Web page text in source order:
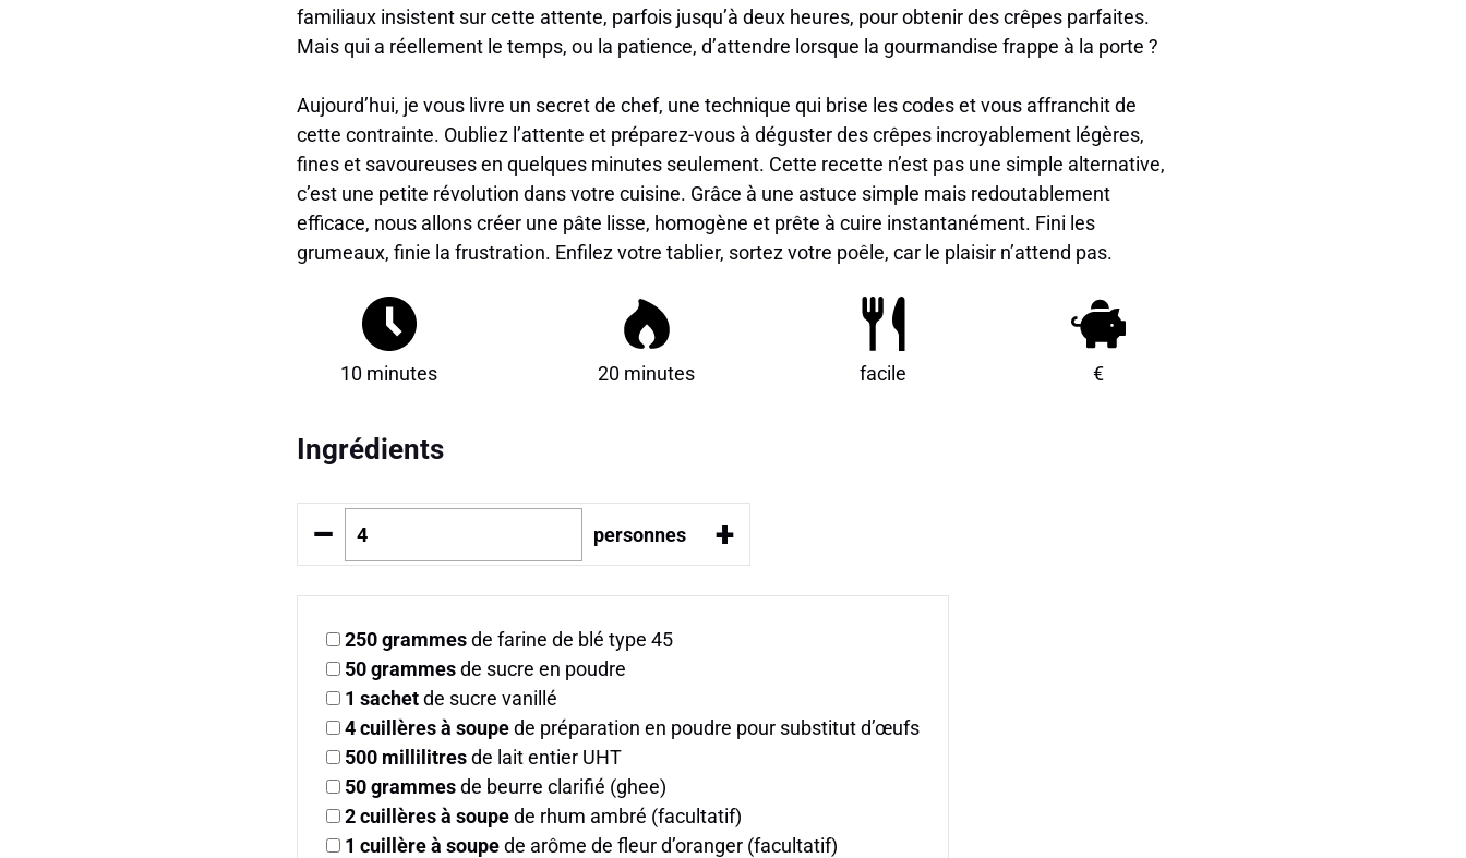
familiaux insistent sur cette attente, parfois jusqu’à deux heures, pour obtenir des crêpes parfaites.
Mais qui a réellement le temps, ou la patience, d’attendre lorsque la gourmandise frappe à la porte ?
Aujourd’hui, je vous livre un secret de chef, une technique qui brise les codes et vous affranchit de
cette contrainte. Oubliez l’attente et préparez-vous à déguster des crêpes incroyablement légères,
fines et savoureuses en quelques minutes seulement. Cette recette n’est pas une simple alternative,
c’est une petite révolution dans votre cuisine. Grâce à une astuce simple mais redoutablement
efficace, nous allons créer une pâte lisse, homogène et prête à cuire instantanément. Fini les
grumeaux, finie la frustration. Enfilez votre tablier, sortez votre poêle, car le plaisir n’attend pas.
10 minutes 20 minutes facile €
Ingrédients
– personnes +
250grammesde farine de blé type 45
50grammesde sucre en poudre
1 sachetde sucre vanillé
4cuillères à soupede préparation en poudre pour substitut d’œufs
500 millilitresde lait entier UHT
50grammesde beurre clarifié (ghee)
2cuillères à soupede rhum ambré (facultatif)
1 cuillère à soupede arôme de fleur d’oranger (facultatif)